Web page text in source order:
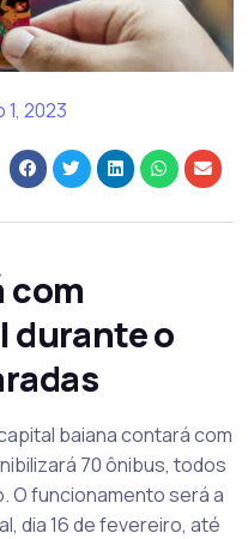
2023
com
durante o
baiana contará com
70 ônibus, todos
O funcionamento será a
dia 16 de fevereiro, até